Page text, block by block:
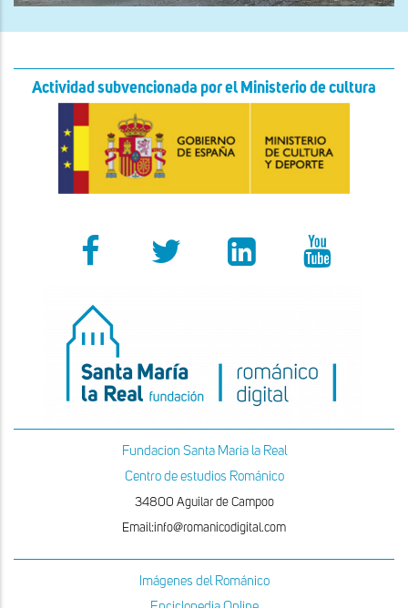
Actividad subvencionada por el Ministerio de cultura
Fundacion Santa Maria la Real
Centro de estudios Románico
34800 Aguilar de Campoo
Email:info@romanicodigital.com
Imágenes del Románico